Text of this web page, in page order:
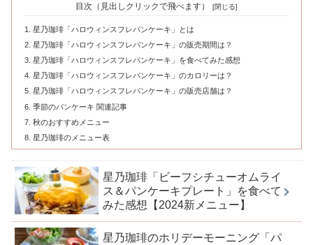
目次（見出しクリックで飛べます）
星乃珈琲「ハロウィンスフレパンケーキ」とは
星乃珈琲「ハロウィンスフレパンケーキ」の販売期間は？
星乃珈琲「ハロウィンスフレパンケーキ」を食べてみた感想
星乃珈琲「ハロウィンスフレパンケーキ」のカロリーは？
星乃珈琲「ハロウィンスフレパンケーキ」の販売店舗は？
季節のパンケーキ 関連記事
秋のおすすめメニュー
星乃珈琲のメニュー表
星乃珈琲「ビーフシチューオムライ
ス＆パンケーキプレート」を食べて
みた感想【2024新メニュー】
星乃珈琲のホリデーモーニング「パ